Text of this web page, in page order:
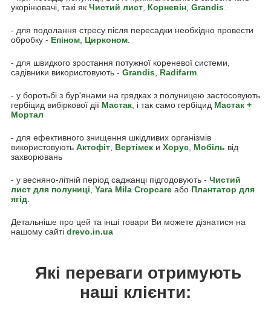
укорінювачі, такі як Чистий лист Корневін Grandis
- для подолання стресу після пересадки необхідно провести
обробку - Епіном Цирконом
- для швидкого зростання потужної кореневої системи,
садівники використовують - Grandis Radifarm
- у боротьбі з бур'янами на грядках з полуницею застосовують
гербіцид вибіркової дії Мастак , і так само гербіцид Мастак +
Мортал
- для ефективного знищення шкідливих організмів
використовують Актофіт Вертімек и Хорус Мобіль від
захворювань
- у весняно-літній період саджанці підгодовують - Чистий
лист для полуниці Yara Mila Cropcare або Плантатор для
ягід
Детальніше про цей та інші товари Ви можете дізнатися на
нашому сайті drevo.in.ua
Які переваги отримують
наші клієнти: